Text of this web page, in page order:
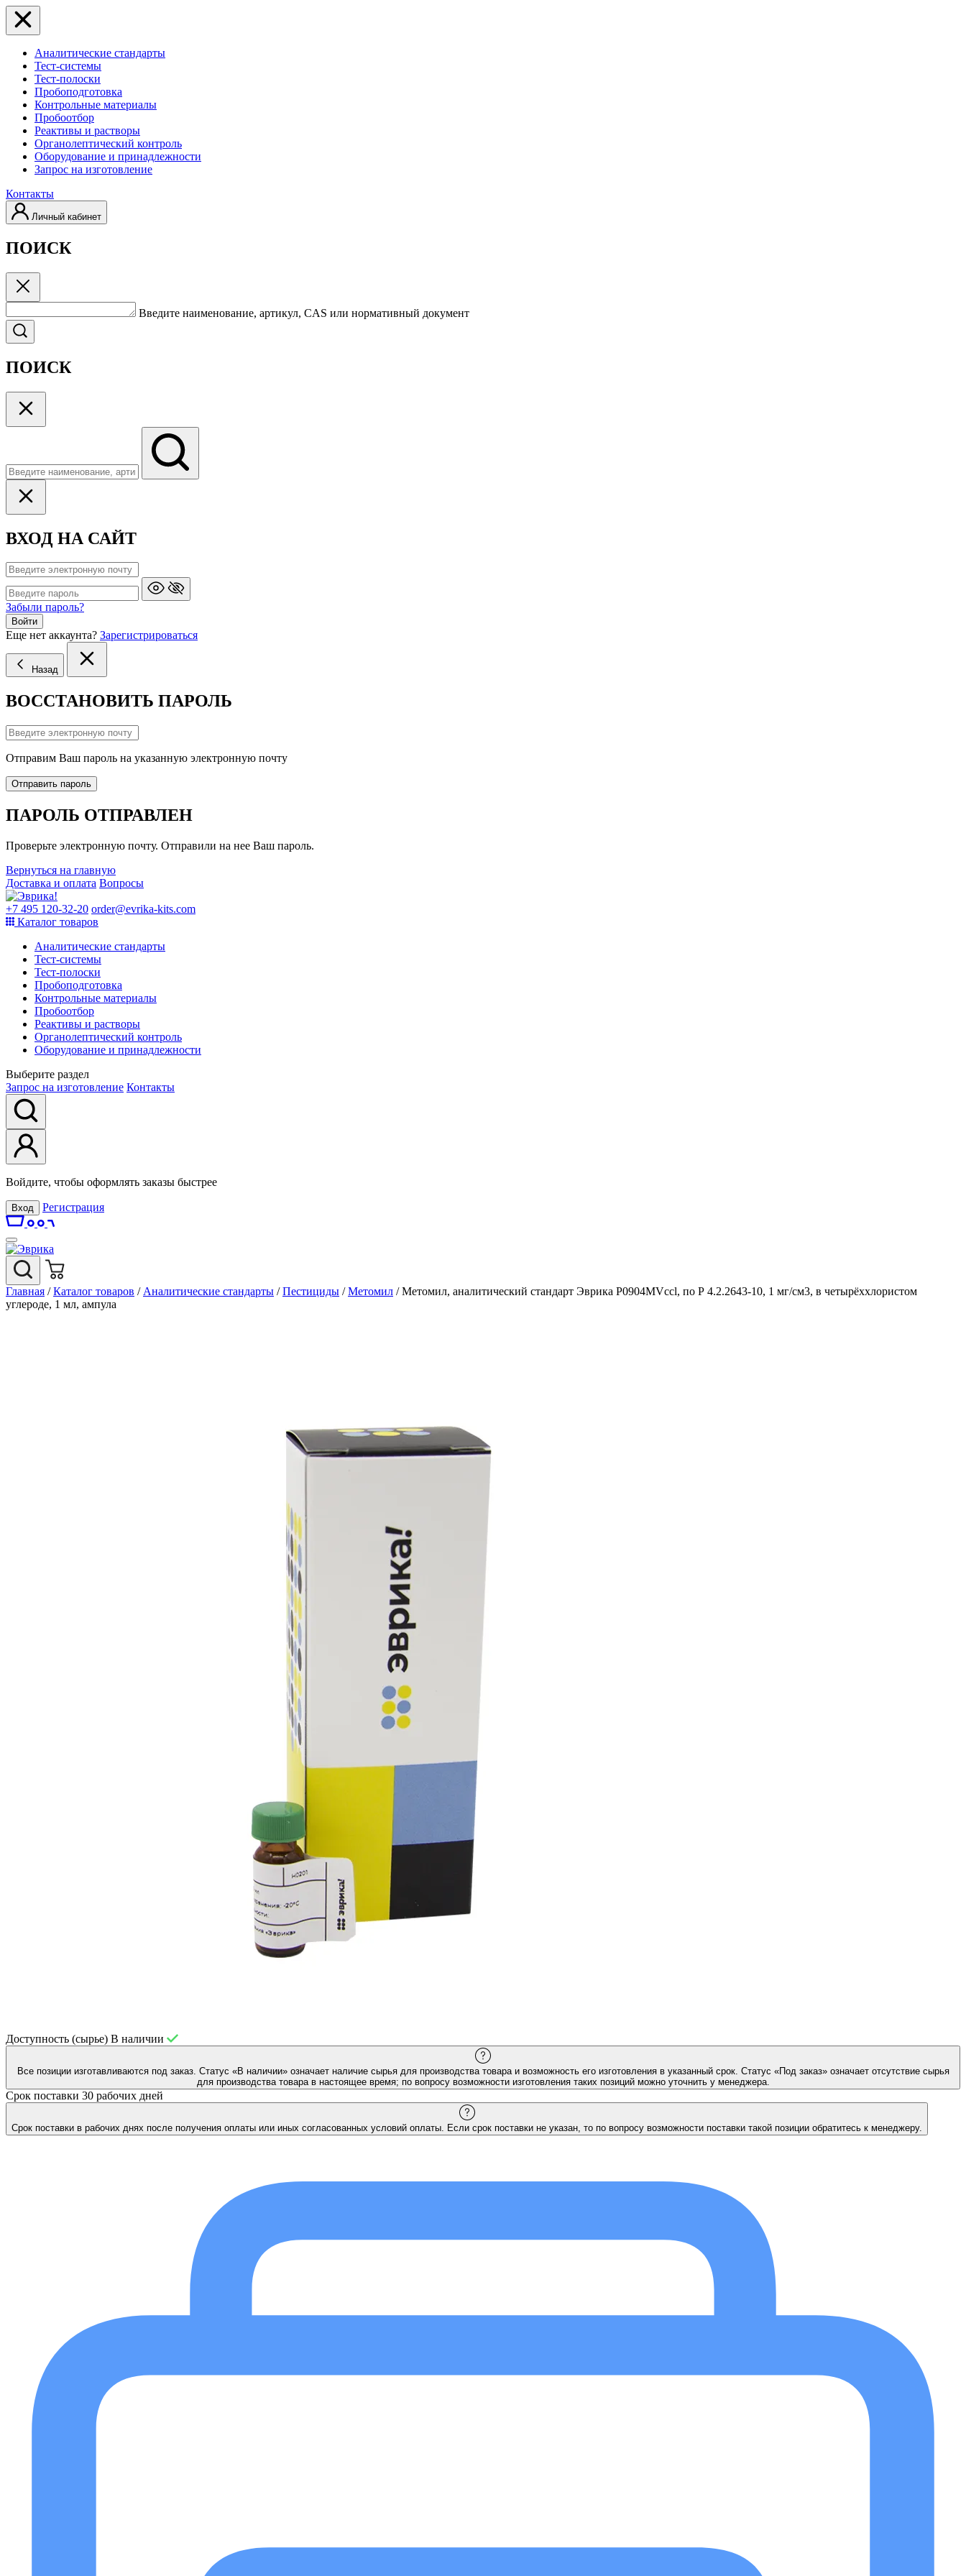
Аналитические стандарты
Тест-системы
Тест-полоски
Пробоподготовка
Контрольные материалы
Пробоотбор
Реактивы и растворы
Органолептический контроль
Оборудование и принадлежности
Запрос на изготовление
Контакты
Личный кабинет
ПОИСК
Введите наименование, артикул, CAS или нормативный документ
ПОИСК
ВХОД НА САЙТ
Забыли пароль?
Войти
Еще нет аккаунта? Зарегистрироваться
Назад
ВОССТАНОВИТЬ ПАРОЛЬ
Отправим Ваш пароль на указанную электронную почту
Отправить пароль
ПАРОЛЬ ОТПРАВЛЕН
Проверьте электронную почту. Отправили на нее Ваш пароль.
Вернуться на главную
Доставка и оплата Вопросы
+7 495 120-32-20 order@evrika-kits.com
Каталог товаров
Аналитические стандарты
Тест-системы
Тест-полоски
Пробоподготовка
Контрольные материалы
Пробоотбор
Реактивы и растворы
Органолептический контроль
Оборудование и принадлежности
Выберите раздел
Запрос на изготовление Контакты
Войдите, чтобы оформлять заказы быстрее
Вход Регистрация
Главная / Каталог товаров / Аналитические стандарты / Пестициды / Метомил / Метомил, аналитический стандарт Эврика P0904MVccl, по Р 4.2.2643-10, 1 мг/см3, в четырёххлористом
углероде, 1 мл, ампула
Доступность (сырье) В наличии
Все позиции изготавливаются под заказ. Статус «В наличии» означает наличие сырья для производства товара и возможность его изготовления в указанный срок. Статус «Под заказ» означает отсутствие сырья
для производства товара в настоящее время; по вопросу возможности изготовления таких позиций можно уточнить у менеджера.
Срок поставки 30 рабочих дней
Срок поставки в рабочих днях после получения оплаты или иных согласованных условий оплаты. Если срок поставки не указан, то по вопросу возможности поставки такой позиции обратитесь к менеджеру.